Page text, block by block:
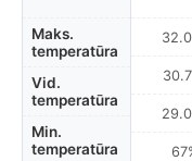
Maks.
temperatūra
Vid.
temperatūra
Min.
temperatūra